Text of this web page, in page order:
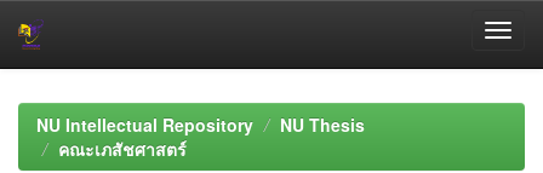
navigationNU Intellectual Repository
NU Thesis
คณะเภสัชศาสตร์